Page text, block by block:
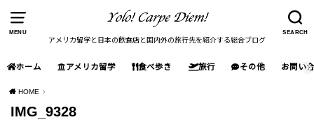
MENU SEARCH
アメリカ留学と日本の飲食店と国内外の旅行先を紹介する総合ブログ
ホーム アメリカ留学 食べ歩き 旅行 その他 お問い
HOME
IMG_9328